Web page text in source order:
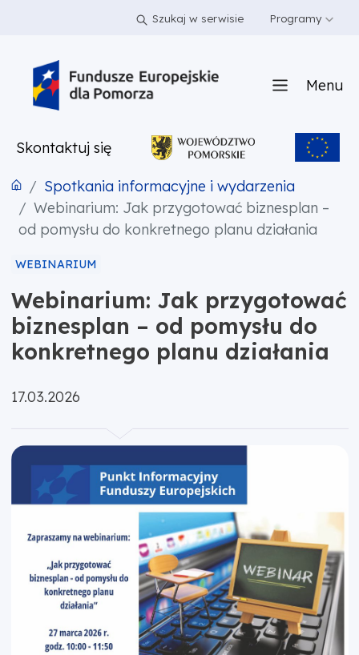
PRZEJDŹ DO TREŚCI Szukaj w serwisie Programy
Menu
Skontaktuj się
Spotkania informacyjne i wydarzenia
Webinarium: Jak przygotować biznesplan –
od pomysłu do konkretnego planu działania
WEBINARIUM
Webinarium: Jak przygotować
biznesplan – od pomysłu do
konkretnego planu działania
Opublikowano:
17.03.2026